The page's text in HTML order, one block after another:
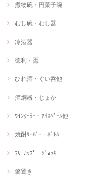
煮物碗・円菓子碗
むし碗・むし器
冷酒器
徳利・盃
ひれ酒・ぐい呑他
酒燗器・じょか
ﾜｲﾝｸｰﾗｰ・ｱｲｽﾍﾟｰﾙ他
焼酎ｻｰﾊﾞｰ・ﾎﾞﾄﾙ
ﾌﾘｰｶｯﾌﾟ・ｼﾞｮｯｷ
箸置き